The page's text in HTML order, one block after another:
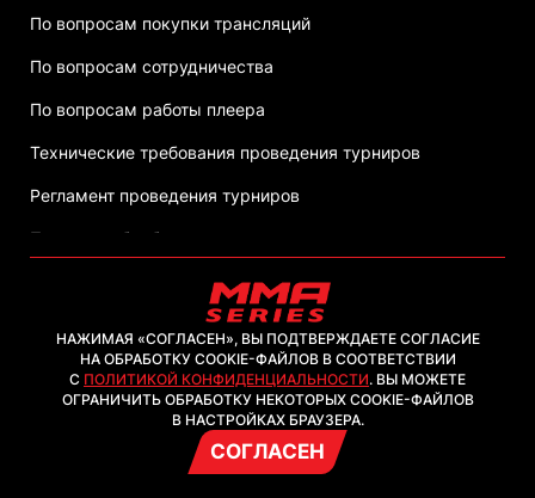
По вопросам покупки трансляций
По вопросам сотрудничества
По вопросам работы плеера
Технические требования проведения турниров
Регламент проведения турниров
Политика обработки персональных данных
2026, ООО "ММА-ТВ.КОМ"
НАЖИМАЯ «СОГЛАСЕН», ВЫ ПОДТВЕРЖДАЕТЕ СОГЛАСИЕ
НА ОБРАБОТКУ COOKIE-ФАЙЛОВ В СООТВЕТСТВИИ
С ПОЛИТИКОЙ КОНФИДЕНЦИАЛЬНОСТИ. ВЫ МОЖЕТЕ
ОГРАНИЧИТЬ ОБРАБОТКУ НЕКОТОРЫХ COOKIE-ФАЙЛОВ
В НАСТРОЙКАХ БРАУЗЕРА.
СОГЛАСЕН